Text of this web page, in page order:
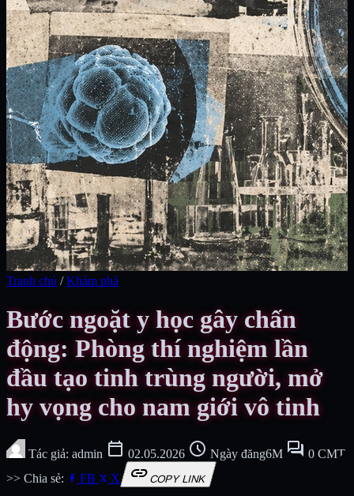
Tranh chủ / Khám phá
Bước ngoặt y học gây chấn
động: Phòng thí nghiệm lần
đầu tạo tinh trùng người, mở
hy vọng cho nam giới vô tinh
Tác giả: admin calendar_today 02.05.2026 schedule Ngày đăng6M forum 0 CMT
>> Chia sẻ:
FB X linkCOPY LINK